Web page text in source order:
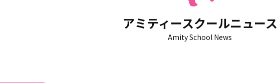
アミティースクールニュース
Amity School News